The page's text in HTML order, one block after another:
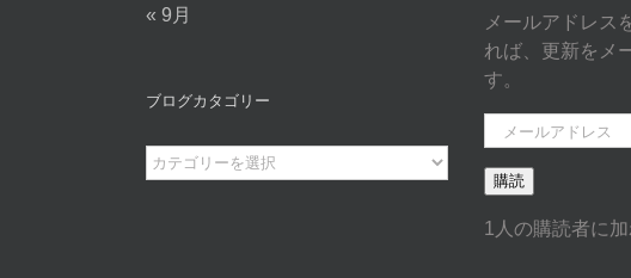
« 9月
ブログカタゴリー
ブ
ロ
メールアドレス
れば、更新をメ
す。
ー
ル
ド
購読
1人の購読者に